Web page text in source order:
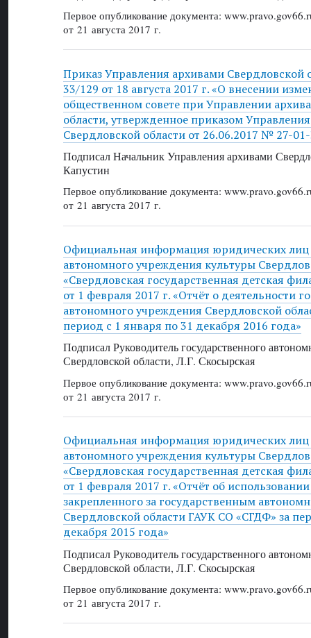
Первое опубликование документа:
от 21 августа 2017 г.
Приказ Управления архивами Свердловской
33/129 от 18 августа 2017 г. «О внесении
общественном совете при Управлении
области, утвержденное приказом
Свердловской области от 26.06.2017 № 27-
Подписал Начальник Управления архивами
Капустин
Первое опубликование документа:
от 21 августа 2017 г.
Официальная информация юридических лиц
автономного учреждения культуры
«Свердловская государственная детская
от 1 февраля 2017 г. «Отчёт о деятельности
автономного учреждения Свердловской
период с 1 января по 31 декабря 2016 года»
Подписал Руководитель государственного
Свердловской области, Л.Г. Скосырская
Первое опубликование документа:
от 21 августа 2017 г.
Официальная информация юридических лиц
автономного учреждения культуры
«Свердловская государственная детская
от 1 февраля 2017 г. «Отчёт об
закрепленного за государственным
Свердловской области ГАУК СО «СГДФ» за
декабря 2015 года»
Подписал Руководитель государственного
Свердловской области, Л.Г. Скосырская
Первое опубликование документа:
от 21 августа 2017 г.